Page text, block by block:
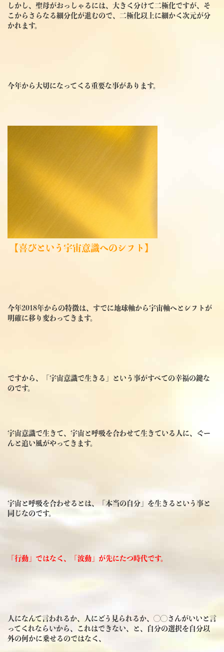
しかし、聖母がおっしゃるには、大きく分けて二極化ですが、 そ
こからさらなる細分化が進むので、二極化以上に細かく次元が分
かれます。
今年から大切になってくる重要な事があります。
【喜びという宇宙意識へのシフト】
今年2018年からの特徴は、すでに地球軸から宇宙軸へとシフトが
明確に移り変わってきます。
ですから、
「宇宙意識で生きる」という事がすべての幸福の鍵な
のです。
宇宙意識で生きて、宇宙と呼吸を合わせて生きている人に、ぐー
んと追い風がやってきます。
宇宙と呼吸を合わせるとは、 「本当の自分」 を生きるという事と
同じなのです。
「行動」ではなく、「波動」が先にたつ時代です。
人になんて言われるか、人にどう見られるか、◯◯さんがいいと言
ってくれならいから、これはできない、と、自分の選択を自分以
外の何かに乗せるのではなく、